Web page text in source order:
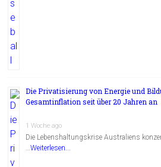
Die Privatisierung von Energie und
Gesamtinflation seit über 20 Jahren an
1 Woche ago
Die Lebenshaltungskrise Australiens
…Weiterlesen...